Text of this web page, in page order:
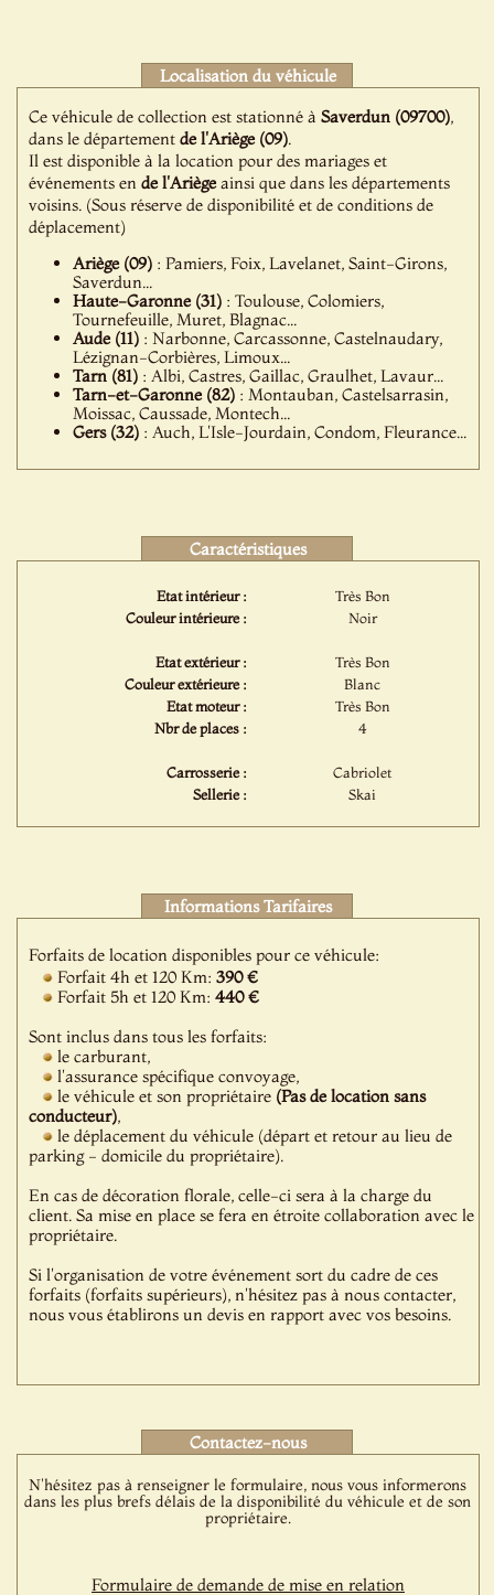
Localisation du véhicule
Ce véhicule de collection est stationné àSaverdun (09700),
dans le départementde l'Ariège (09).
Il est disponible à la location pour des mariages et
événements ende l'Ariègeainsi que dans les départements
voisins. (Sous réserve de disponibilité et de conditions de
déplacement)
Ariège (09) : Pamiers, Foix, Lavelanet, Saint-Girons,
Saverdun...
Haute-Garonne (31) : Toulouse, Colomiers,
Tournefeuille, Muret, Blagnac...
Aude (11) : Narbonne, Carcassonne, Castelnaudary,
Lézignan-Corbières, Limoux...
Tarn (81) : Albi, Castres, Gaillac, Graulhet, Lavaur...
Tarn-et-Garonne (82) : Montauban, Castelsarrasin,
Moissac, Caussade, Montech...
Gers (32) : Auch, L'Isle-Jourdain, Condom, Fleurance...
Caractéristiques
Etat intérieur :
Très Bon
Couleur intérieure :
Noir
Etat extérieur :
Très Bon
Couleur extérieure :
Blanc
Etat moteur :
Très Bon
Nbr de places :
4
Carrosserie :
Cabriolet
Sellerie :
Skai
Informations Tarifaires
Forfaits de location disponibles pour ce véhicule:
Forfait 4h et 120 Km:390 €
Forfait 5h et 120 Km:440 €
Sont inclus dans tous les forfaits:
le carburant,
l'assurance spécifique convoyage,
le véhicule et son propriétaire (Pas de location sans
conducteur),
le déplacement du véhicule (départ et retour au lieu de
parking - domicile du propriétaire).
En cas de décoration florale, celle-ci sera à la charge du
client. Sa mise en place se fera en étroite collaboration avec le
propriétaire.
Si l'organisation de votre événement sort du cadre de ces
forfaits (forfaits supérieurs), n'hésitez pas à nous contacter,
nous vous établirons un devis en rapport avec vos besoins.
Contactez-nous
N'hésitez pas à renseigner le formulaire, nous vous informerons
dans les plus brefs délais de la disponibilité du véhicule et de son
propriétaire.
Formulaire de demande de mise en relation